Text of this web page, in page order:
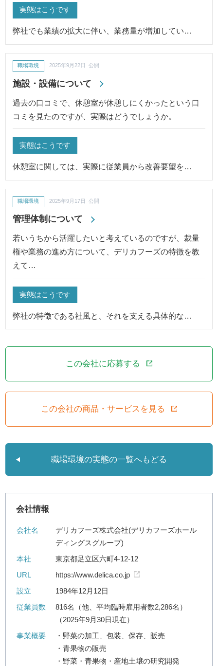
実態はこうです
弊社でも業績の拡大に伴い、業務量が増加してい…
施設・設備について
職場環境 2025年9月22日 公開
過去の口コミで、休憩室が休憩しにくかったという口
コミを見たのですが、実際はどうでしょうか。
実態はこうです
休憩室に関しては、実際に従業員から改善要望を…
管理体制について
職場環境 2025年9月17日 公開
若いうちから活躍したいと考えているのですが、裁量
権や業務の進め方について、デリカフーズの特徴を教
えて…
実態はこうです
弊社の特徴である社風と、それを支える具体的な…
この会社に応募する
この会社の商品・サービスを見る
職場環境の実態の一覧へもどる
会社情報
会社名
デリカフーズ株式会社(デリカフーズホール
ディングスグループ)
本社
東京都足立区六町4-12-12
URL
https://www.delica.co.jp
設立
1984年12月12日
従業員数
816名（他、平均臨時雇用者数2,286名）
（2025年9月30日現在）
事業概要
・野菜の加工、包装、保存、販売
・青果物の販売
・野菜・青果物・産地土壌の研究開発